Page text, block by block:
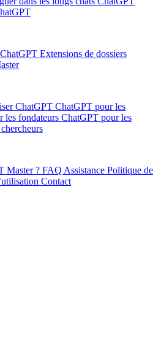
Extensions de dossiers
ChatGPT ChatGPT pour les
les fondateurs ChatGPT pour les
Master ? FAQ Assistance Politique de
Contact